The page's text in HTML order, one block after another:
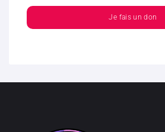
Je fais un don